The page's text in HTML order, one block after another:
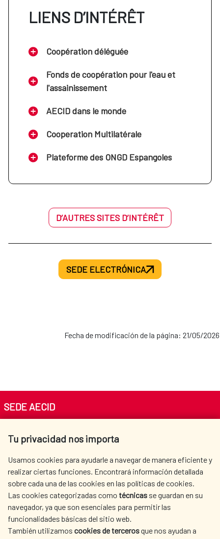
LIENS D’INTÉRÊT
Coopération déléguée
Fonds de coopération pour l'eau et
l'assainissement
AECID dans le monde
Cooperation Multilatérale
Plateforme des ONGD Espangoles
D’AUTRES SITES D’INTÉRÊT
SEDE ELECTRÓNICA
Fecha de modificación de la página: 21/05/2026
Tu privacidad nos importa
Usamos cookies para ayudarle a navegar de manera eficiente y
realizar ciertas funciones. Encontrará información detallada
sobre cada una de las cookies en las políticas de cookies.
Las cookies categorizadas como técnicas se guardan en su
navegador, ya que son esenciales para permitir las
funcionalidades básicas del sitio web.
También utilizamos cookies de tercerosque nos ayudan a
SEDE AECID
Tel. +34 900 20 30 54​​​​​​​
AECID
OÙ NOUS COOPÉRONS
L'ACTION HUMANITAIRE
ESPAGNOLE
SALLE DE PRESSE
CULTURE ET SCIENCE BIBLIOTHÈQUE